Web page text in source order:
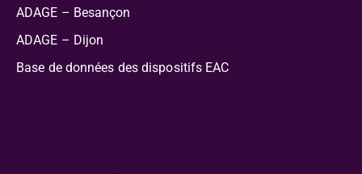
ADAGE – Besançon
ADAGE – Dijon
Base de données des dispositifs EAC